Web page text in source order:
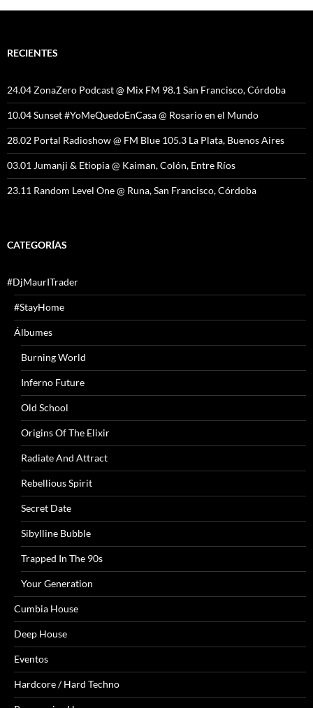
RECIENTES
24.04 ZonaZero Podcast @ Mix FM 98.1 San Francisco, Córdoba
10.04 Sunset #YoMeQuedoEnCasa @ Rosario en el Mundo
28.02 Portal Radioshow @ FM Blue 105.3 La Plata, Buenos Aires
03.01 Jumanji & Etiopia @ Kaiman, Colón, Entre Ríos
23.11 Random Level One @ Runa, San Francisco, Córdoba
CATEGORÍAS
#DjMaurITrader
#StayHome
Álbumes
Burning World
Inferno Future
Old School
Origins Of The Elixir
Radiate And Attract
Rebellious Spirit
Secret Date
Sibylline Bubble
Trapped In The 90s
Your Generation
Cumbia House
Deep House
Eventos
Hardcore / Hard Techno